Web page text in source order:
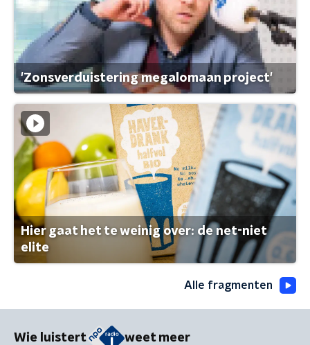
'Zonsverduistering megalomaan project'
Hier gaat het te weinig over: de net-niet
elite
Alle fragmenten
Wie luistert weet meer